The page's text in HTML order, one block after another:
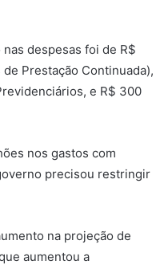
despesas foi de R$
Prestação Continuada​),
e R$ 300
nos gastos com
precisou restringir
na projeção de
aumentou a